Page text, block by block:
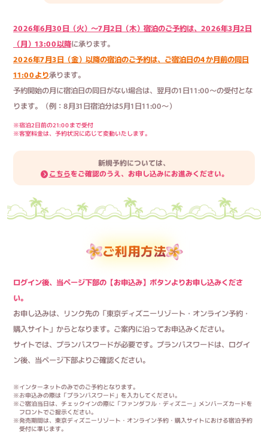
2026年6月30日（火）～7月2日（木）宿泊のご予約は、2026年3月2日
（月）13:00以降に承ります。
2026年7月3日（金）以降の宿泊のご予約は、ご宿泊日の4か月前の同日
11:00より承ります。
予約開始の月に宿泊日の同日がない場合は、翌月の1日11:00～の受付とな
ります。（例：8月31日宿泊分は5月1日11:00～）
※宿泊2日前の21:00まで受付
※客室料金は、予約状況に応じて変動いたします。
新規予約については、
こちらをご確認のうえ、お申し込みにお進みください。
ご利用方法
ログイン後、当ページ下部の【お申込み】ボタンよりお申し込みくださ
い。
お申し込みは、リンク先の「東京ディズニーリゾート・オンライン予約・
購入サイト」からとなります。ご案内に沿ってお申込みください。
サイトでは、プランパスワードが必要です。プランパスワードは、ログイ
ン後、当ページ下部よりご確認ください。
※インターネットのみでのご予約となります。
※お申込みの際は「プランパスワード」を入力してください。
※ご宿泊当日は、チェックインの際に「ファンダフル・ディズニー」メンバーズカードを
フロントでご提示ください。
※発売期間は、東京ディズニーリゾート・オンライン予約・購入サイトにおける宿泊予約
受付に準じます。